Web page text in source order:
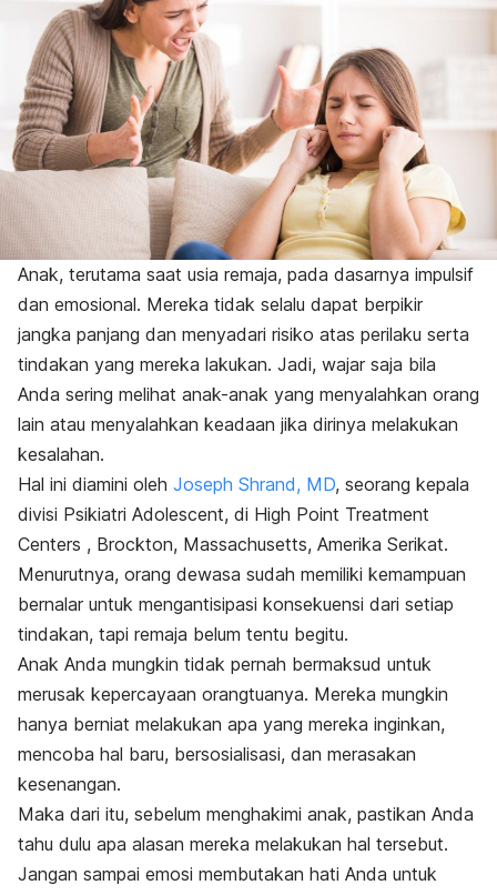
Anak, terutama saat usia remaja, pada dasarnya impulsif
dan emosional. Mereka tidak selalu dapat berpikir
jangka panjang dan menyadari risiko atas perilaku serta
tindakan yang mereka lakukan. Jadi, wajar saja bila
Anda sering melihat anak-anak yang menyalahkan orang
lain atau menyalahkan keadaan jika dirinya melakukan
kesalahan.
Hal ini diamini oleh Joseph Shrand, MD, seorang kepala
divisi Psikiatri Adolescent, di High Point Treatment
Centers , Brockton, Massachusetts, Amerika Serikat.
Menurutnya, orang dewasa sudah memiliki kemampuan
bernalar untuk mengantisipasi konsekuensi dari setiap
tindakan, tapi remaja belum tentu begitu.
Anak Anda mungkin tidak pernah bermaksud untuk
merusak kepercayaan orangtuanya. Mereka mungkin
hanya berniat melakukan apa yang mereka inginkan,
mencoba hal baru, bersosialisasi, dan merasakan
kesenangan.
Maka dari itu, sebelum menghakimi anak, pastikan Anda
tahu dulu apa alasan mereka melakukan hal tersebut.
Jangan sampai emosi membutakan hati Anda untuk